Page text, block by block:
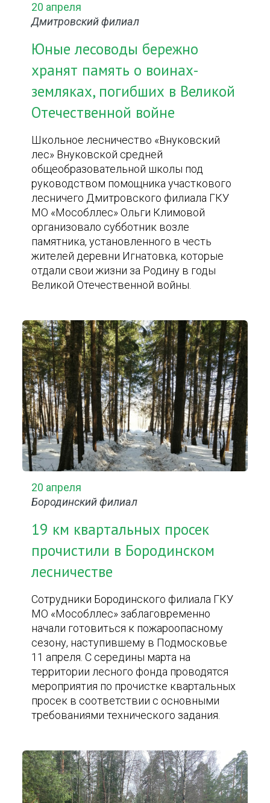
20 апреля
Дмитровский филиал
Юные лесоводы бережно
хранят память о воинах-
земляках, погибших в Великой
Отечественной войне
Школьное лесничество «Внуковский
лес» Внуковской средней
общеобразовательной школы под
руководством помощника участкового
лесничего Дмитровского филиала ГКУ
МО «Мособллес» Ольги Климовой
организовало субботник возле
памятника, установленного в честь
жителей деревни Игнатовка, которые
отдали свои жизни за Родину в годы
Великой Отечественной войны.
20 апреля
Бородинский филиал
19 км квартальных просек
прочистили в Бородинском
лесничестве
Сотрудники Бородинского филиала ГКУ
МО «Мособллес» заблаговременно
начали готовиться к пожароопасному
сезону, наступившему в Подмосковье
11 апреля. С середины марта на
территории лесного фонда проводятся
мероприятия по прочистке квартальных
просек в соответствии с основными
требованиями технического задания.